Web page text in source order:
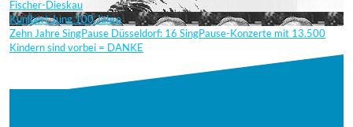
Fischer-Dieskau
Kunibert Jung 100 Jahre
Zehn Jahre SingPause Düsseldorf: 16 SingPause-Konzerte mit 13.500
Kindern sind vorbei = DANKE